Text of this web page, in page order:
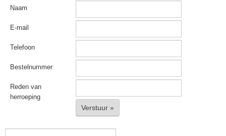
Naam
E-mail
Telefoon
Bestelnummer
Reden van
herroeping
Verstuur »